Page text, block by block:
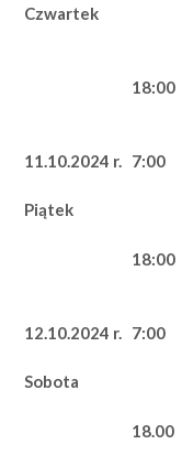
Czwartek
18:00
11.10.2024 r.
Piątek
7:00
18:00
12.10.2024 r.
Sobota
7:00
18.00